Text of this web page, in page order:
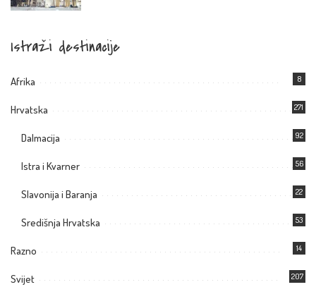
Istraži destinacije
Afrika 8
Hrvatska 271
Dalmacija 92
Istra i Kvarner 56
Slavonija i Baranja 22
Središnja Hrvatska 53
Razno 14
Svijet 207